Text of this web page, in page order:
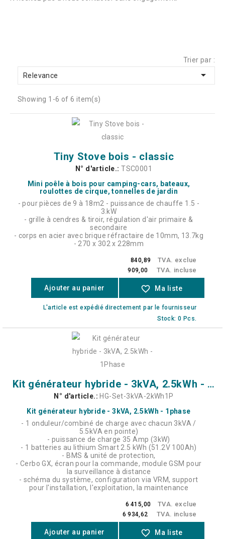
Trier par :
Relevance

Showing 1-6 of 6 item(s)
Tiny Stove bois - classic
N° d'article.: TSC0001
Mini poêle à bois pour camping-cars, bateaux,
roulottes de cirque, tonnelles de jardin
- pour pièces de 9 à 18m2 - puissance de chauffe 1.5 -
3.kW
- grille à cendres & tiroir, régulation d'air primaire &
secondaire
- corps en acier avec brique réfractaire de 10mm, 13.7kg
- 270 x 302 x 228mm
840,89 TVA. exclue
909,00 TVA. incluse
Ajouter au panier favorite_border Ma liste
L'article est expédié directement par le fournisseur
Stock: 0 Pcs.
Kit générateur hybride - 3kVA, 2.5kWh - 1Phase
N° d'article.: HG-Set-3kVA-2kWh1P
Kit générateur hybride - 3kVA, 2.5kWh - 1phase
- 1 onduleur/combiné de charge avec chacun 3kVA /
5.5kVA en pointe)
- puissance de charge 35 Amp (3kW)
- 1 batteries au lithium Smart 2.5 kWh (51.2V 100Ah)
- BMS & unité de protection,
- Cerbo GX, écran pour la commande, module GSM pour
la surveillance à distance
- schéma du système, configuration via VRM, support
pour l'installation, l'exploitation, la maintenance
6 415,00 TVA. exclue
6 934,62 TVA. incluse
Ajouter au panier favorite_border Ma liste